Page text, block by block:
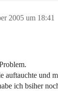
2005 um 18:41
auftauchte und
ich bsiher